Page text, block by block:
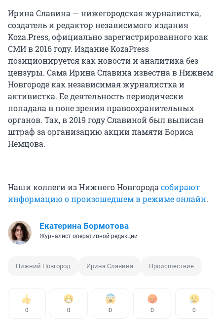
Ирина Славина — нижегородская журналистка,
создатель и редактор независимого издания
Koza.Press, официально зарегистрированного как
СМИ в 2016 году. Издание KozaPress
позиционируется как новости и аналитика без
цензуры. Сама Ирина Славина известна в Нижнем
Новгороде как независимая журналистка и
активистка. Ее деятельность периодически
попадала в поле зрения правоохранительных
органов. Так, в 2019 году Славиной был выписан
штраф за организацию акции памяти Бориса
Немцова.
Наши коллеги из Нижнего Новгородасобирают
информацию о произошедшем в режиме онлайн.
Екатерина Бормотова
Журналист оперативной редакции
Нижний Новгород Ирина Славина Происшествие
0 0 0 0 0